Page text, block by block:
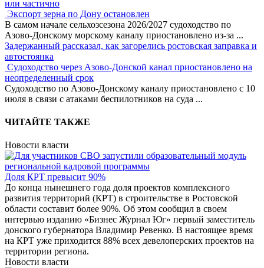
или частично
Экспорт зерна по Дону остановлен
В самом начале сельхозсезона 2026/2027 судоходство по
Азово-Донскому морскому каналу приостановлено из-за ...
Задержанный рассказал, как загорелись ростовская заправка и
автостоянка
Судоходство через Азово-Донской канал приостановлено на
неопределенный срок
Судоходство по Азово-Донскому каналу приостановлено с 10
июля в связи с атаками беспилотников на суда ...
ЧИТАЙТЕ ТАКЖЕ
Новости власти
Доля КРТ превысит 90%
До конца нынешнего года доля проектов комплексного
развития территорий (КРТ) в строительстве в Ростовской
области составит более 90%. Об этом сообщил в своем
интервью изданию «Бизнес Журнал Юг» первый заместитель
донского губернатора Владимир Ревенко. В настоящее время
на КРТ уже приходится 88% всех девелоперских проектов на
территории региона.
Новости власти